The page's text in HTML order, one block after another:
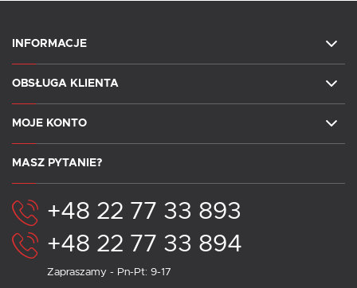
INFORMACJE
OBSŁUGA KLIENTA
MOJE KONTO
MASZ PYTANIE?
+48 22 77 33 893
+48 22 77 33 894
Zapraszamy - Pn-Pt: 9-17